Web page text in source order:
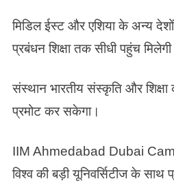
मिडिल ईस्ट और एशिया के अन्य
प्रबंधन शिक्षा तक सीधी पहुंच
संस्थान भारतीय संस्कृति और शिक्षा
प्रमोट कर सकेगा।
IIM Ahmedabad Dubai
विश्व की बड़ी यूनिवर्सिटीज के साथ